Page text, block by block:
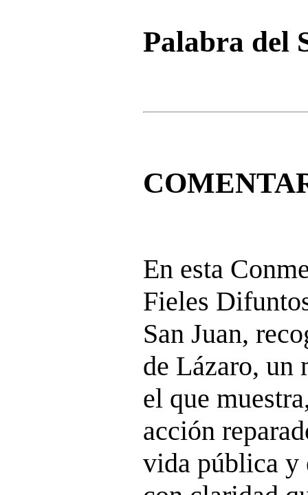
Palabra del
En esta
Fieles
San Juan,
de Lázaro, un
el que
acción
vida pública y